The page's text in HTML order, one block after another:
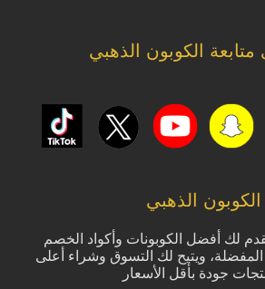
متابعة الكوبون الذهبي
الكوبون الذهبي
لك أفضل الكوبونات وأكواد الخصم
ويتيح لك التسوق وشراء أعلى
جودة بأقل الأسعار